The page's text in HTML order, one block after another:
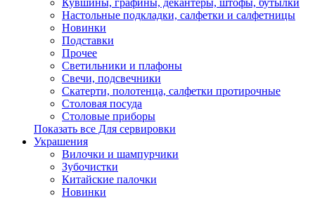
Кувшины, графины, декантеры, штофы, бутылки
Настольные подкладки, салфетки и салфетницы
Новинки
Подставки
Прочее
Светильники и плафоны
Свечи, подсвечники
Скатерти, полотенца, салфетки протирочные
Столовая посуда
Столовые приборы
Показать все Для сервировки
Украшения
Вилочки и шампурчики
Зубочистки
Китайские палочки
Новинки